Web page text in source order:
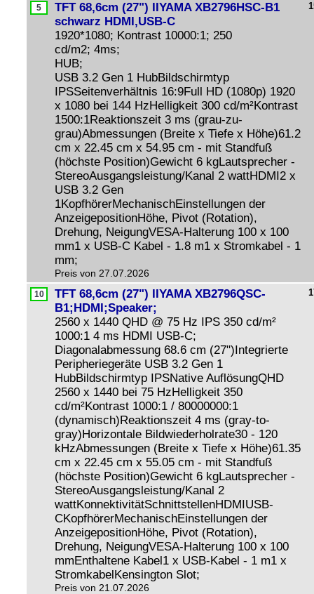
TFT 68,6cm (27") IIYAMA XB2796HSC-B1
schwarz HDMI,USB-C
1920*1080; Kontrast 10000:1; 250
cd/m2; 4ms;
HUB;
USB 3.2 Gen 1 HubBildschirmtyp
IPSSeitenverhältnis 16:9Full HD (1080p) 1920
x 1080 bei 144 HzHelligkeit 300 cd/m²Kontrast
1500:1Reaktionszeit 3 ms (grau-zu-
grau)Abmessungen (Breite x Tiefe x Höhe)61.2
cm x 22.45 cm x 54.95 cm - mit Standfuß
(höchste Position)Gewicht 6 kgLautsprecher -
StereoAusgangsleistung/Kanal 2 wattHDMI2 x
USB 3.2 Gen
1KopfhörerMechanischEinstellungen der
AnzeigepositionHöhe, Pivot (Rotation),
Drehung, NeigungVESA-Halterung 100 x 100
mm1 x USB-C Kabel - 1.8 m1 x Stromkabel - 1
mm;
Preis von 27.07.2026
TFT 68,6cm (27") IIYAMA XB2796QSC-
B1;HDMI;Speaker;
2560 x 1440 QHD @ 75 Hz IPS 350 cd/m²
1000:1 4 ms HDMI USB-C;
Diagonalabmessung 68.6 cm (27")Integrierte
Peripheriegeräte USB 3.2 Gen 1
HubBildschirmtyp IPSNative AuflösungQHD
2560 x 1440 bei 75 HzHelligkeit 350
cd/m²Kontrast 1000:1 / 80000000:1
(dynamisch)Reaktionszeit 4 ms (gray-to-
gray)Horizontale Bildwiederholrate30 - 120
kHzAbmessungen (Breite x Tiefe x Höhe)61.35
cm x 22.45 cm x 55.05 cm - mit Standfuß
(höchste Position)Gewicht 6 kgLautsprecher -
StereoAusgangsleistung/Kanal 2
wattKonnektivitätSchnittstellenHDMIUSB-
CKopfhörerMechanischEinstellungen der
AnzeigepositionHöhe, Pivot (Rotation),
Drehung, NeigungVESA-Halterung 100 x 100
mmEnthaltene Kabel1 x USB-Kabel - 1 m1 x
StromkabelKensington Slot;
Preis von 21.07.2026